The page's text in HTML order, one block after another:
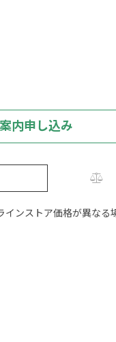
内申し込み
ンストア価格が異なる